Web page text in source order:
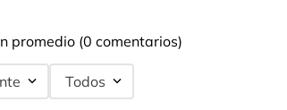
promedio (0 comentarios)
Todos